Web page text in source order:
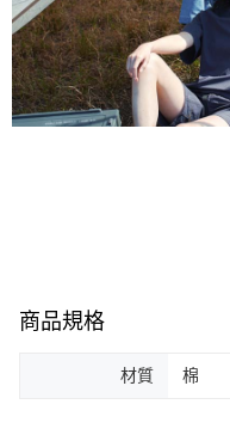
商品規格
材質 棉